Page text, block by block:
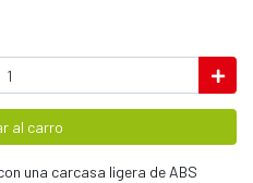
al carro
una carcasa ligera de ABS